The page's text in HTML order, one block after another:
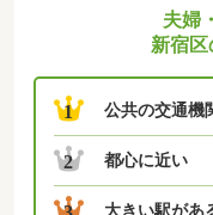
夫婦
新宿
1 公共の交通機
2 都心に近い
3 大きい駅があ